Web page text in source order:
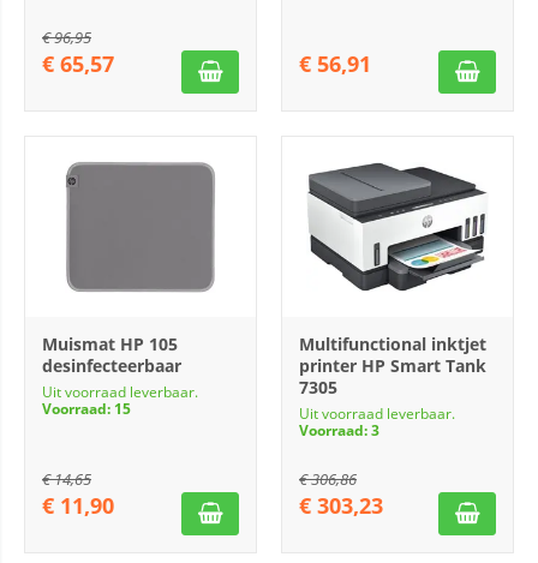
€96,95
€ 65,57 € 56,91
Muismat HP 105
desinfecteerbaar
Uit voorraad leverbaar.
Voorraad: 15
€14,65
€ 11,90
Multifunctional inktjet
printer HP Smart Tank
7305
Uit voorraad leverbaar.
Voorraad: 3
€306,86
€ 303,23